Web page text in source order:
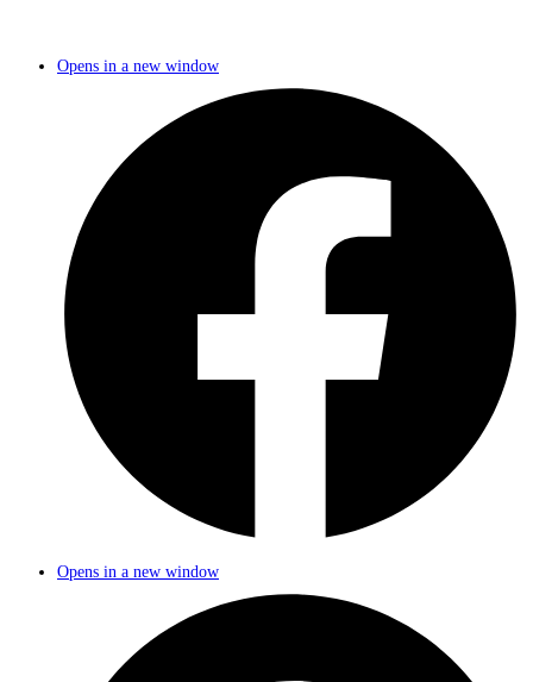
Opens in a new window
Opens in a new window